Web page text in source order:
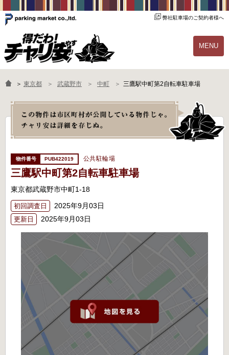
弊社駐車場のご契約者様へ
MENU
物件一覧 ご契約の流れ
よくあるご質問 駐輪場オーナー様へ
＞ 東京都 武蔵野市 中町 三鷹駅中町第2自転車駐車場
PUB422019 公共駐輪場
三鷹駅中町第2自転車駐車場
東京都武蔵野市中町1-18
初回調査日 2025年9月03日
更新日 2025年9月03日